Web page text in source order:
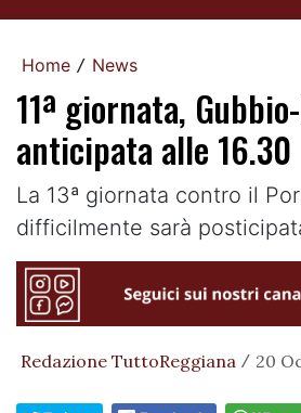
Home / News
11ª giornata,
anticipata alle 16.30
La 13ª giornata contro il
difficilmente sarà
Redazione TuttoReggiana / 20